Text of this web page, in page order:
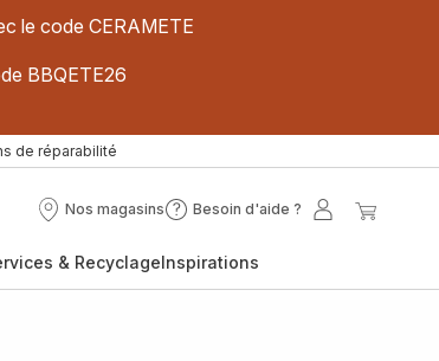
le code CERAMETE
BBQETE26
de réparabilité
Nos magasins
Nos
Besoin d'aide ?
Besoin
?
Mon
& RecyclageInspirations